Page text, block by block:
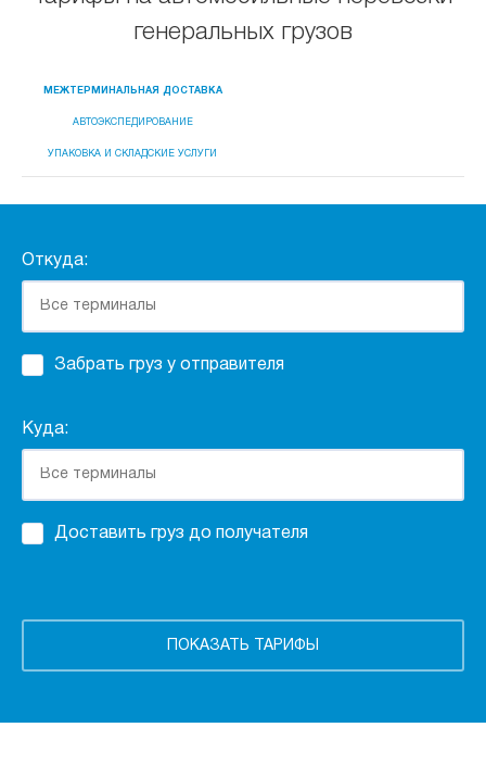
генеральных грузов
МЕЖТЕРМИНАЛЬНАЯ ДОСТАВКА
АВТОЭКСПЕДИРОВАНИЕ
УПАКОВКА И СКЛАДСКИЕ УСЛУГИ
Откуда:
Забрать груз у отправителя
Куда:
Доставить груз до получателя